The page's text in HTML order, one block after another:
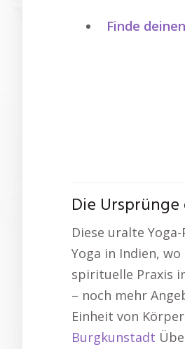
Finde
Die Ursprünge
Diese uralte
Yoga in Indien,
spirituelle Praxis
– noch mehr
Einheit von
Burgkunstadt